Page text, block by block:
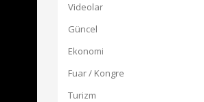
Videolar
Güncel
Ekonomi
Fuar / Kongre
Turizm